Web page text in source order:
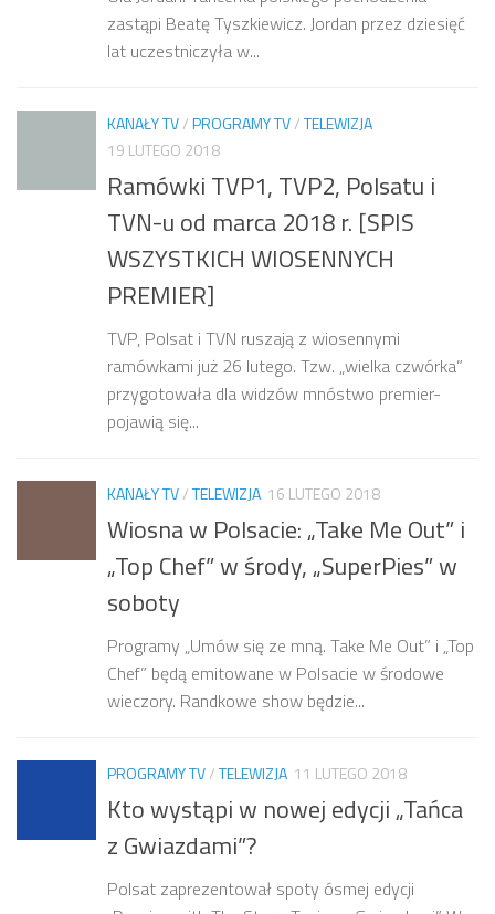
zastąpi Beatę Tyszkiewicz. Jordan przez dziesięć
lat uczestniczyła w...
KANAŁY TV/PROGRAMY TV/TELEWIZJA
19 LUTEGO 2018
Ramówki TVP1, TVP2, Polsatu i
TVN-u od marca 2018 r. [SPIS
WSZYSTKICH WIOSENNYCH
PREMIER]
TVP, Polsat i TVN ruszają z wiosennymi
ramówkami już 26 lutego. Tzw. „wielka czwórka”
przygotowała dla widzów mnóstwo premier-
pojawią się...
KANAŁY TV/TELEWIZJA 16 LUTEGO 2018
Wiosna w Polsacie: „Take Me Out” i
„Top Chef” w środy, „SuperPies” w
soboty
Programy „Umów się ze mną. Take Me Out” i „Top
Chef” będą emitowane w Polsacie w środowe
wieczory. Randkowe show będzie...
PROGRAMY TV/TELEWIZJA 11 LUTEGO 2018
Kto wystąpi w nowej edycji „Tańca
z Gwiazdami”?
Polsat zaprezentował spoty ósmej edycji